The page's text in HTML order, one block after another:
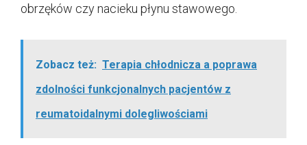
obrzęków czy nacieku płynu stawowego.
Zobacz też: Terapia chłodnicza a poprawa
zdolności funkcjonalnych pacjentów z
reumatoidalnymi dolegliwościami